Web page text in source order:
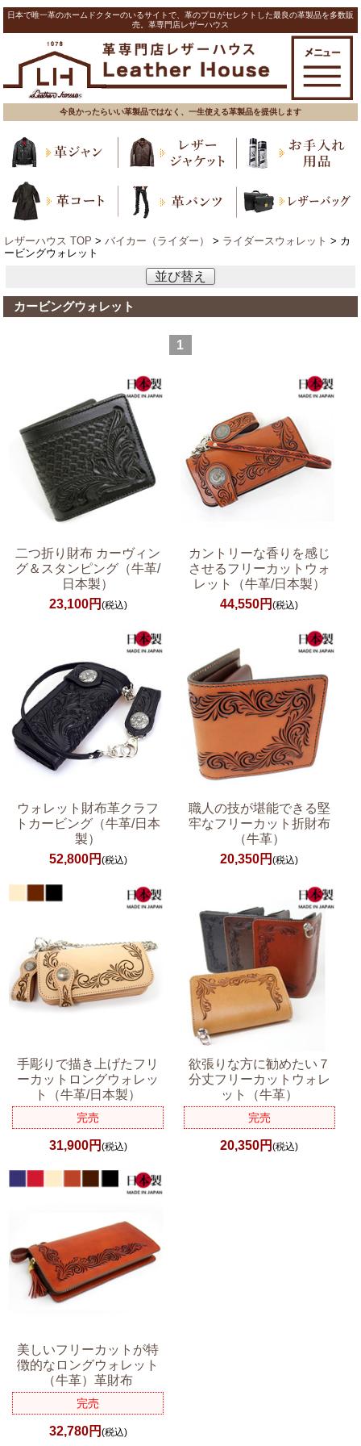
日本で唯一革のホームドクターのいるサイトで、革のプロがセレクトした最良の革製品を多数販
売。革専門店レザーハウス
今良かったらいい革製品ではなく、一生使える革製品を提供します
レザーハウス TOP > バイカー（ライダー） > ライダースウォレット > カ
ービングウォレット
並び替え
カービングウォレット
1
二つ折り財布 カーヴィン
グ＆スタンピング（牛革/
日本製）
23,100円 (税込)
カントリーな香りを感じ
させるフリーカットウォ
レット（牛革/日本製）
44,550円(税込)
ウォレット財布革クラフ
トカービング（牛革/日本
製）
52,800円 (税込)
職人の技が堪能できる堅
牢なフリーカット折財布
（牛革）
20,350円(税込)
手彫りで描き上げたフリ
ーカットロングウォレッ
ト（牛革/日本製）
完売
31,900円 (税込)
欲張りな方に勧めたい７
分丈フリーカットウォレ
ット（牛革）
完売
20,350円(税込)
美しいフリーカットが特
徴的なロングウォレット
（牛革）革財布
完売
32,780円 (税込)